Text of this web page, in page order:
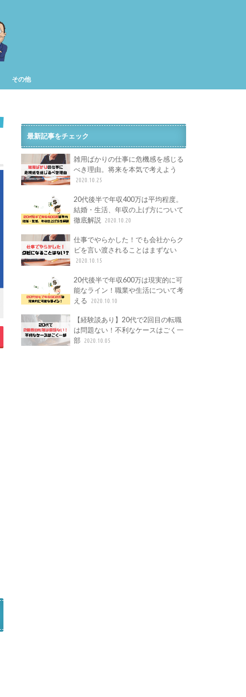
その他
最新記事をチェック
雑用ばかりの仕事に危機感を感じる
べき理由。将来を本気で考えよう
2020.10.25
20代後半で年収400万は平均程度。
結婚・生活、年収の上げ方について
徹底解説
2020.10.20
仕事でやらかした！でも会社からク
ビを言い渡されることはまずない
2020.10.15
20代後半で年収600万は現実的に可
能なライン！職業や生活について考
える
2020.10.10
【経験談あり】20代で2回目の転職
は問題ない！不利なケースはごく一
部
2020.10.05